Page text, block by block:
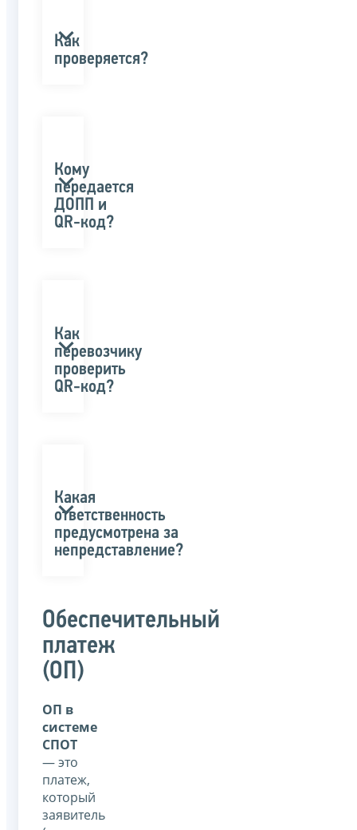
Как
проверяется?
Кому
передается
ДОПП и
QR-код?
Как
перевозчику
проверить
QR-код?
Какая
ответственность
предусмотрена за
непредставление?
Обеспечительный
платеж
(ОП)
ОП в
системе
СПОТ
— это
платеж,
который
заявитель